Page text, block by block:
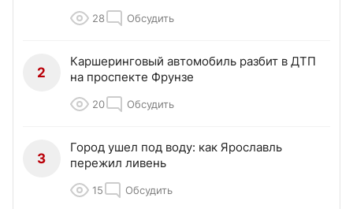
28 Обсудить
2
Каршеринговый автомобиль разбит в ДТП
на проспекте Фрунзе
20 Обсудить
3
Город ушел под воду: как Ярославль
пережил ливень
15 Обсудить